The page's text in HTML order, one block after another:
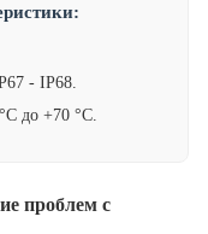
- IP68.
до +70 °C.
проблем с